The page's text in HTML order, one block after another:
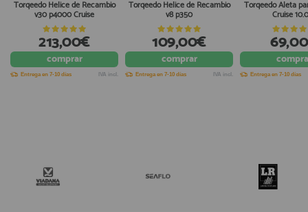
Torqeedo Helice de Recambio
v30 p4000 Cruise
213,00€
comprar
Entrega en 7-10 días IVA incl.
Torqeedo Helice de Recambio
v8 p350
109,00€
comprar
Entrega en 7-10 días IVA incl.
Torqeedo Aleta
Cruise
Entrega en 7-10 días